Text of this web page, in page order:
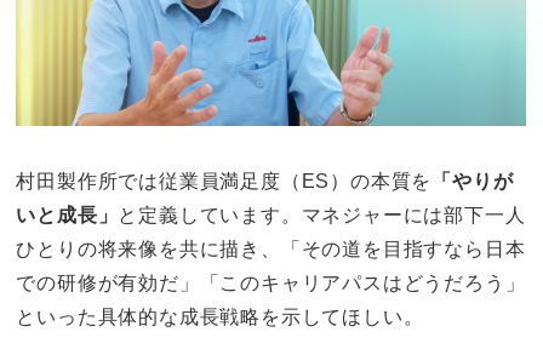
村田製作所では従業員満足度（ES）の本質を
「やりが
いと成長」 と定義しています。マネジャーには部下一人
ひとりの将来像を共に描き、「その道を目指すなら日本
での研修が有効だ」「このキャリアパスはどうだろう」
といった具体的な成長戦略を示してほしい。